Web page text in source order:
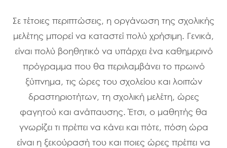
Σε τέτοιες περιπτώσεις, η οργάνωση της σχολικής
μελέτης μπορεί να καταστεί πολύ χρήσιμη. Γενικά,
είναι πολύ βοηθητικό να υπάρχει ένα καθημερινό
πρόγραμμα που θα περιλαμβάνει το πρωινό
ξύπνημα, τις ώρες του σχολείου και λοιπών
δραστηριοτήτων, τη σχολική μελέτη, ώρες
φαγητού και ανάπαυσης. Έτσι, ο μαθητής θα
γνωρίζει τι πρέπει να κάνει και πότε, πόση ώρα
είναι η ξεκούρασή του και ποιες ώρες πρέπει να